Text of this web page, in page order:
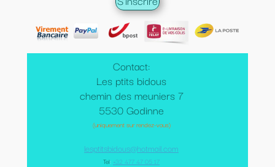
Contact:
Les ptits bidous
chemin des meuniers 7
5530 Godinne
(uniquement sur rendez-vous)
lesptitsbidous@hotmail.com
Tel: +32 477 47 05 17